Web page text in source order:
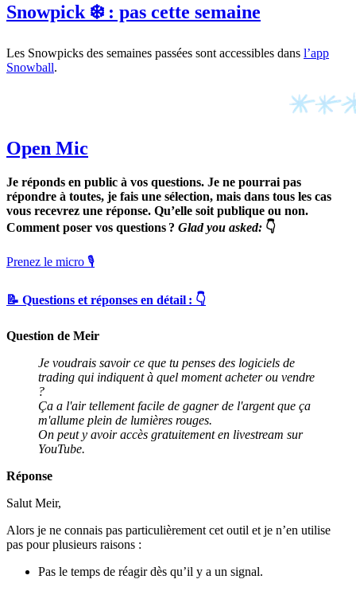
Snowpick ❄️ : pas cette semaine
Les Snowpicks des semaines passées sont accessibles dans l’app
Snowball.
Open Mic
Je réponds en public à vos questions. Je ne pourrai pas
répondre à toutes, je fais une sélection, mais dans tous les cas
vous recevrez une réponse. Qu’elle soit publique ou non.
Comment poser vos questions ? Glad you asked: 👇
Prenez le micro 🎙
📝 Questions et réponses en détail : 👇
Question de Meir
Je voudrais savoir ce que tu penses des logiciels de
trading qui indiquent à quel moment acheter ou vendre
?
Ça a l'air tellement facile de gagner de l'argent que ça
m'allume plein de lumières rouges.
On peut y avoir accès gratuitement en livestream sur
YouTube.
Réponse
Salut Meir,
Alors je ne connais pas particulièrement cet outil et je n’en utilise
pas pour plusieurs raisons :
Pas le temps de réagir dès qu’il y a un signal.